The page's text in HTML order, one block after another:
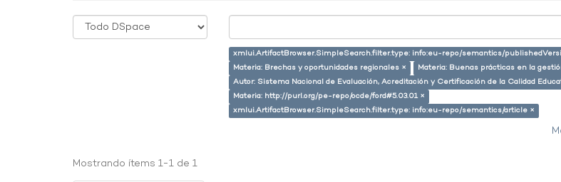
xmlui.ArtifactBrowser.SimpleSearch.filter.type: info:eu-repo/semantics/
Materia: Brechas y oportunidades regionales ×
Materia: Buenas prácticas en la
Autor: Sistema Nacional de Evaluación, Acreditación y Certificación de la Calidad
Materia: http://purl.org/pe-repo/ocde/ford#5.03.01 ×
xmlui.ArtifactBrowser.SimpleSearch.filter.type: info:eu-repo/semantics/article ×
Mostrando ítems 1-1 de 1